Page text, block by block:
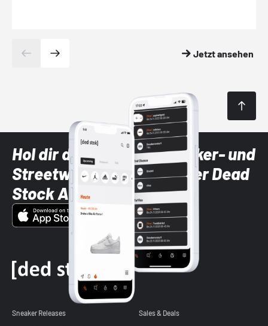
Jetzt ansehen
Hol dir die neuesten Sneaker- und
Streetwear-Brands mit der Dead
Stock App
Sneaker Releases Sales & Deals